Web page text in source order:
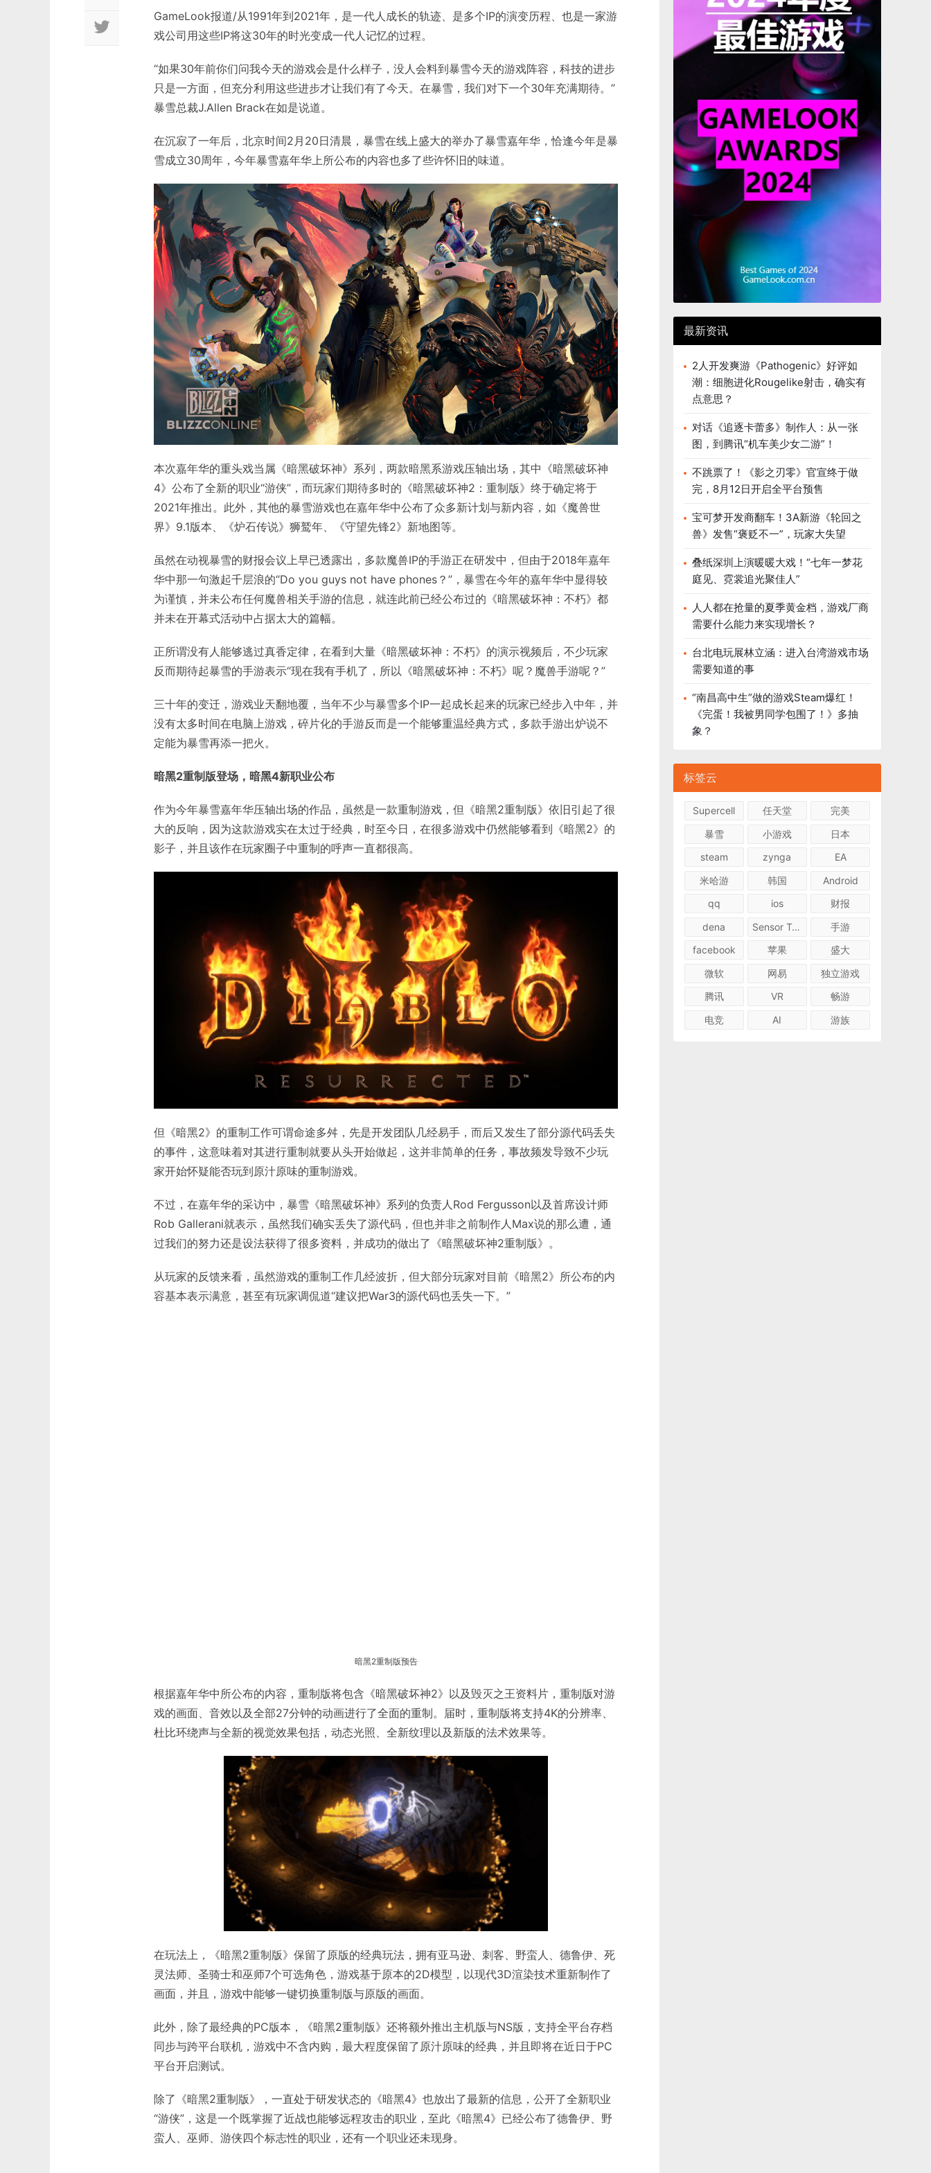
GameLook报道/从1991年到2021年，是一代人成长的轨迹、是多个IP的演变历程、也是一家游
戏公司用这些IP将这30年的时光变成一代人记忆的过程。
“如果30年前你们问我今天的游戏会是什么样子，没人会料到暴雪今天的游戏阵容，科技的进步
只是一方面，但充分利用这些进步才让我们有了今天。在暴雪，我们对下一个30年充满期待。”
暴雪总裁J.Allen Brack在如是说道。
在沉寂了一年后，北京时间2月20日清晨，暴雪在线上盛大的举办了暴雪嘉年华，恰逢今年是暴
雪成立30周年，今年暴雪嘉年华上所公布的内容也多了些许怀旧的味道。
本次嘉年华的重头戏当属《暗黑破坏神》系列，两款暗黑系游戏压轴出场，其中《暗黑破坏神
4》公布了全新的职业“游侠”，而玩家们期待多时的《暗黑破坏神2：重制版》终于确定将于
2021年推出。此外，其他的暴雪游戏也在嘉年华中公布了众多新计划与新内容，如《魔兽世
界》9.1版本、《炉石传说》狮鹫年、《守望先锋2》新地图等。
虽然在动视暴雪的财报会议上早已透露出，多款魔兽IP的手游正在研发中，但由于2018年嘉年
华中那一句激起千层浪的“Do you guys not have phones？”，暴雪在今年的嘉年华中显得较
为谨慎，并未公布任何魔兽相关手游的信息，就连此前已经公布过的《暗黑破坏神：不朽》都
并未在开幕式活动中占据太大的篇幅。
正所谓没有人能够逃过真香定律，在看到大量《暗黑破坏神：不朽》的演示视频后，不少玩家
反而期待起暴雪的手游表示“现在我有手机了，所以《暗黑破坏神：不朽》呢？魔兽手游呢？”
三十年的变迁，游戏业天翻地覆，当年不少与暴雪多个IP一起成长起来的玩家已经步入中年，并
没有太多时间在电脑上游戏，碎片化的手游反而是一个能够重温经典方式，多款手游出炉说不
定能为暴雪再添一把火。
暗黑2重制版登场，暗黑4新职业公布
作为今年暴雪嘉年华压轴出场的作品，虽然是一款重制游戏，但《暗黑2重制版》依旧引起了很
大的反响，因为这款游戏实在太过于经典，时至今日，在很多游戏中仍然能够看到《暗黑2》的
影子，并且该作在玩家圈子中重制的呼声一直都很高。
但《暗黑2》的重制工作可谓命途多舛，先是开发团队几经易手，而后又发生了部分源代码丢失
的事件，这意味着对其进行重制就要从头开始做起，这并非简单的任务，事故频发导致不少玩
家开始怀疑能否玩到原汁原味的重制游戏。
不过，在嘉年华的采访中，暴雪《暗黑破坏神》系列的负责人Rod Fergusson以及首席设计师
Rob Gallerani就表示，虽然我们确实丢失了源代码，但也并非之前制作人Max说的那么遭，通
过我们的努力还是设法获得了很多资料，并成功的做出了《暗黑破坏神2重制版》。
从玩家的反馈来看，虽然游戏的重制工作几经波折，但大部分玩家对目前《暗黑2》所公布的内
容基本表示满意，甚至有玩家调侃道“建议把War3的源代码也丢失一下。”
暗黑2重制版预告
根据嘉年华中所公布的内容，重制版将包含《暗黑破坏神2》以及毁灭之王资料片，重制版对游
戏的画面、音效以及全部27分钟的动画进行了全面的重制。届时，重制版将支持4K的分辨率、
杜比环绕声与全新的视觉效果包括，动态光照、全新纹理以及新版的法术效果等。
在玩法上，《暗黑2重制版》保留了原版的经典玩法，拥有亚马逊、刺客、野蛮人、德鲁伊、死
灵法师、圣骑士和巫师7个可选角色，游戏基于原本的2D模型，以现代3D渲染技术重新制作了
画面，并且，游戏中能够一键切换重制版与原版的画面。
此外，除了最经典的PC版本，《暗黑2重制版》还将额外推出主机版与NS版，支持全平台存档
同步与跨平台联机，游戏中不含内购，最大程度保留了原汁原味的经典，并且即将在近日于PC
平台开启测试。
除了《暗黑2重制版》，一直处于研发状态的《暗黑4》也放出了最新的信息，公开了全新职业
“游侠”，这是一个既掌握了近战也能够远程攻击的职业，至此《暗黑4》已经公布了德鲁伊、野
蛮人、巫师、游侠四个标志性的职业，还有一个职业还未现身。
最新资讯
2人开发爽游《Pathogenic》好评如
潮：细胞进化Rougelike射击，确实有
点意思？
对话《追逐卡蕾多》制作人：从一张
图，到腾讯“机车美少女二游”！
不跳票了！《影之刃零》官宣终于做
完，8月12日开启全平台预售
宝可梦开发商翻车！3A新游《轮回之
兽》发售“褒贬不一”，玩家大失望
叠纸深圳上演暖暖大戏！“七年一梦花
庭见、霓裳追光聚佳人”
人人都在抢量的夏季黄金档，游戏厂商
需要什么能力来实现增长？
台北电玩展林立涵：进入台湾游戏市场
需要知道的事
“南昌高中生”做的游戏Steam爆红！
《完蛋！我被男同学包围了！》多抽
象？
标签云
Supercell 任天堂
完美
暴雪
小游戏
日本
steam
zynga
EA
米哈游
韩国
Android
qq
ios
财报
dena
Sensor Tower
手游
facebook
苹果
盛大
微软
网易
独立游戏
腾讯
VR
畅游
电竞
AI 游族